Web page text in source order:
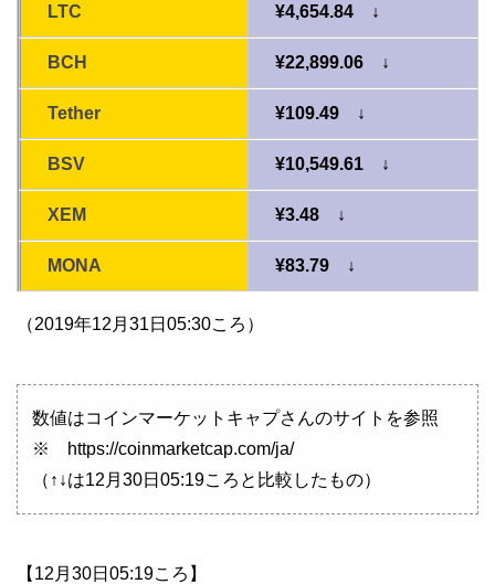
LTC ¥4,654.84 ↓
BCH ¥22,899.06 ↓
Tether ¥109.49 ↓
BSV ¥10,549.61 ↓
XEM ¥3.48 ↓
MONA ¥83.79 ↓
（2019年12月31日05:30ころ）
数値はコインマーケットキャプさんのサイトを参照
※ https://coinmarketcap.com/ja/
（↑↓は12月30日05:19ころと比較したもの）
【12月30日05:19ころ】